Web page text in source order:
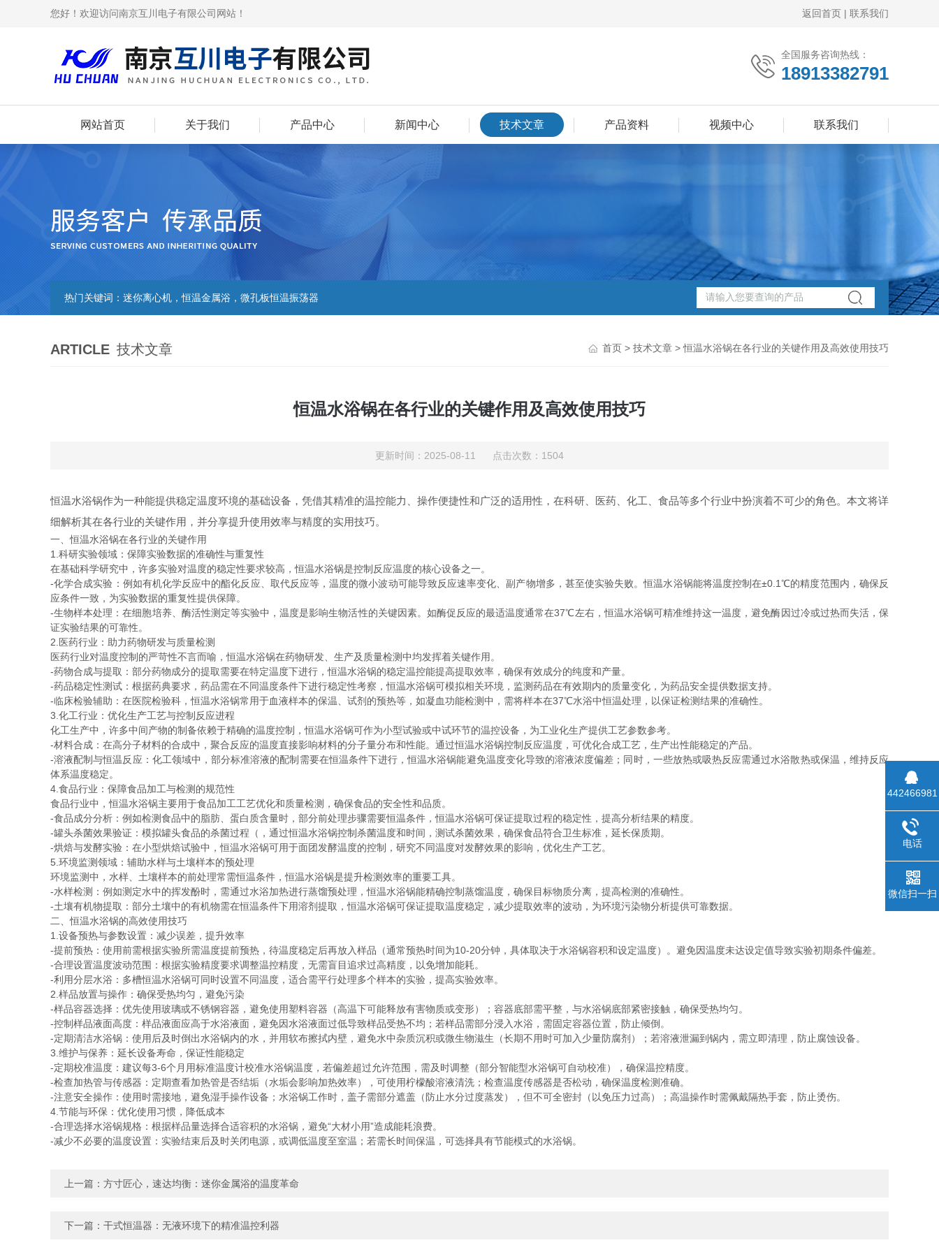
您好！欢迎访问南京互川电子有限公司网站！ 返回首页 | 联系我们
全国服务咨询热线：
18913382791
网站首页 关于我们 产品中心 新闻中心 技术文章 产品资料 视频中心 联系我们
热门关键词： 迷你离心机，恒温金属浴，微孔板恒温振荡器
ARTICLE 技术文章 首页 > 技术文章 > 恒温水浴锅在各行业的关键作用及高效使用技巧
恒温水浴锅在各行业的关键作用及高效使用技巧
更新时间：2025-08-11 点击次数：1504
恒温水浴锅作为一种能提供稳定温度环境的基础设备，凭借其精准的温控能力、操作便捷性和广泛的适用性，在科研、医药、化工、食品等多个行业中扮演着不可少的角色。本文将详
细解析其在各行业的关键作用，并分享提升使用效率与精度的实用技巧。
一、恒温水浴锅在各行业的关键作用
1.科研实验领域：保障实验数据的准确性与重复性
在基础科学研究中，许多实验对温度的稳定性要求较高，恒温水浴锅是控制反应温度的核心设备之一。
-化学合成实验：例如有机化学反应中的酯化反应、取代反应等，温度的微小波动可能导致反应速率变化、副产物增多，甚至使实验失败。恒温水浴锅能将温度控制在±0.1℃的精度范围内，确保反
应条件一致，为实验数据的重复性提供保障。
-生物样本处理：在细胞培养、酶活性测定等实验中，温度是影响生物活性的关键因素。如酶促反应的最适温度通常在37℃左右，恒温水浴锅可精准维持这一温度，避免酶因过冷或过热而失活，保
证实验结果的可靠性。
2.医药行业：助力药物研发与质量检测
医药行业对温度控制的严苛性不言而喻，恒温水浴锅在药物研发、生产及质量检测中均发挥着关键作用。
-药物合成与提取：部分药物成分的提取需要在特定温度下进行，恒温水浴锅的稳定温控能提高提取效率，确保有效成分的纯度和产量。
-药品稳定性测试：根据药典要求，药品需在不同温度条件下进行稳定性考察，恒温水浴锅可模拟相关环境，监测药品在有效期内的质量变化，为药品安全提供数据支持。
-临床检验辅助：在医院检验科，恒温水浴锅常用于血液样本的保温、试剂的预热等，如凝血功能检测中，需将样本在37℃水浴中恒温处理，以保证检测结果的准确性。
3.化工行业：优化生产工艺与控制反应进程
化工生产中，许多中间产物的制备依赖于精确的温度控制，恒温水浴锅可作为小型试验或中试环节的温控设备，为工业化生产提供工艺参数参考。
-材料合成：在高分子材料的合成中，聚合反应的温度直接影响材料的分子量分布和性能。通过恒温水浴锅控制反应温度，可优化合成工艺，生产出性能稳定的产品。
-溶液配制与恒温反应：化工领域中，部分标准溶液的配制需要在恒温条件下进行，恒温水浴锅能避免温度变化导致的溶液浓度偏差；同时，一些放热或吸热反应需通过水浴散热或保温，维持反应
体系温度稳定。
4.食品行业：保障食品加工与检测的规范性
食品行业中，恒温水浴锅主要用于食品加工工艺优化和质量检测，确保食品的安全性和品质。
-食品成分分析：例如检测食品中的脂肪、蛋白质含量时，部分前处理步骤需要恒温条件，恒温水浴锅可保证提取过程的稳定性，提高分析结果的精度。
-罐头杀菌效果验证：模拟罐头食品的杀菌过程（，通过恒温水浴锅控制杀菌温度和时间，测试杀菌效果，确保食品符合卫生标准，延长保质期。
-烘焙与发酵实验：在小型烘焙试验中，恒温水浴锅可用于面团发酵温度的控制，研究不同温度对发酵效果的影响，优化生产工艺。
5.环境监测领域：辅助水样与土壤样本的预处理
环境监测中，水样、土壤样本的前处理常需恒温条件，恒温水浴锅是提升检测效率的重要工具。
-水样检测：例如测定水中的挥发酚时，需通过水浴加热进行蒸馏预处理，恒温水浴锅能精确控制蒸馏温度，确保目标物质分离，提高检测的准确性。
-土壤有机物提取：部分土壤中的有机物需在恒温条件下用溶剂提取，恒温水浴锅可保证提取温度稳定，减少提取效率的波动，为环境污染物分析提供可靠数据。
二、恒温水浴锅的高效使用技巧
1.设备预热与参数设置：减少误差，提升效率
-提前预热：使用前需根据实验所需温度提前预热，待温度稳定后再放入样品（通常预热时间为10-20分钟，具体取决于水浴锅容积和设定温度）。避免因温度未达设定值导致实验初期条件偏差。
-合理设置温度波动范围：根据实验精度要求调整温控精度，无需盲目追求过高精度，以免增加能耗。
-利用分层水浴：多槽恒温水浴锅可同时设置不同温度，适合需平行处理多个样本的实验，提高实验效率。
2.样品放置与操作：确保受热均匀，避免污染
-样品容器选择：优先使用玻璃或不锈钢容器，避免使用塑料容器（高温下可能释放有害物质或变形）；容器底部需平整，与水浴锅底部紧密接触，确保受热均匀。
-控制样品液面高度：样品液面应高于水浴液面，避免因水浴液面过低导致样品受热不均；若样品需部分浸入水浴，需固定容器位置，防止倾倒。
-定期清洁水浴锅：使用后及时倒出水浴锅内的水，并用软布擦拭内壁，避免水中杂质沉积或微生物滋生（长期不用时可加入少量防腐剂）；若溶液泄漏到锅内，需立即清理，防止腐蚀设备。
3.维护与保养：延长设备寿命，保证性能稳定
-定期校准温度：建议每3-6个月用标准温度计校准水浴锅温度，若偏差超过允许范围，需及时调整（部分智能型水浴锅可自动校准），确保温控精度。
-检查加热管与传感器：定期查看加热管是否结垢（水垢会影响加热效率），可使用柠檬酸溶液清洗；检查温度传感器是否松动，确保温度检测准确。
-注意安全操作：使用时需接地，避免湿手操作设备；水浴锅工作时，盖子需部分遮盖（防止水分过度蒸发），但不可全密封（以免压力过高）；高温操作时需佩戴隔热手套，防止烫伤。
4.节能与环保：优化使用习惯，降低成本
-合理选择水浴锅规格：根据样品量选择合适容积的水浴锅，避免“大材小用”造成能耗浪费。
-减少不必要的温度设置：实验结束后及时关闭电源，或调低温度至室温；若需长时间保温，可选择具有节能模式的水浴锅。
上一篇： 方寸匠心，速达均衡：迷你金属浴的温度革命
下一篇： 干式恒温器：无液环境下的精准温控利器
442466981
电话
微信扫一扫